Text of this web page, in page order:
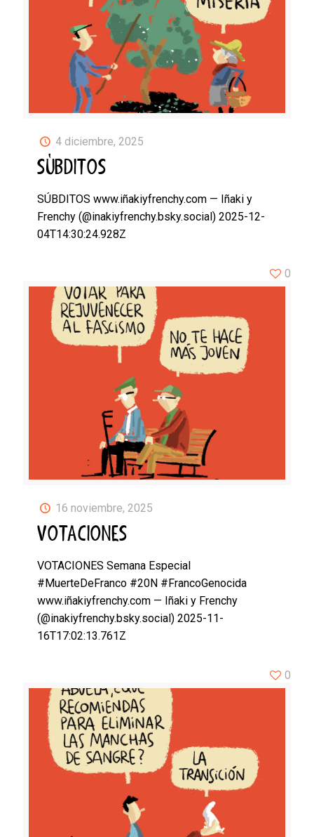
4 diciembre, 2025
SÚBDITOS
SÚBDITOS www.iñakiyfrenchy.com — Iñaki y
Frenchy (@inakiyfrenchy.bsky.social) 2025-12-
04T14:30:24.928Z
16 noviembre, 2025
VOTACIONES
VOTACIONES Semana Especial
#MuerteDeFranco #20N #FrancoGenocida
www.iñakiyfrenchy.com — Iñaki y Frenchy
(@inakiyfrenchy.bsky.social) 2025-11-
16T17:02:13.761Z
0
0